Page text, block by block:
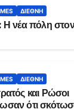
ΔΙΕΘΝΉ
Η νέα πόλη
ΔΙΕΘΝΉ
και Ρώσοι
ότι